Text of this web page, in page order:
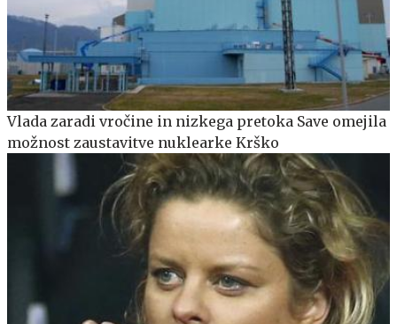
Vlada zaradi vročine in nizkega pretoka Save omejila
možnost zaustavitve nuklearke Krško